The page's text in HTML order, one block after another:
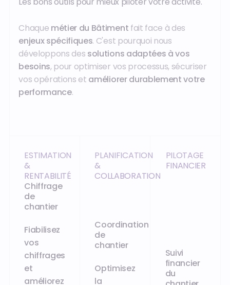
Chaque métier du Bâtiment fait face à des
enjeux spécifiques. C'est pourquoi nous
développons des solutions adaptées à vos
besoins, pour optimiser vos processus, sécuriser
vos opérations et améliorer durablement votre
performance.
ESTIMATION
&
RENTABILITÉ
Chiffrage
de
chantier
Fiabilisez
vos
chiffrages
et
améliorez
PLANIFICATION
&
COLLABORATION
Coordination
de
chantier
Optimisez
la
PILOTAGE
FINANCIER
Suivi
financier
du